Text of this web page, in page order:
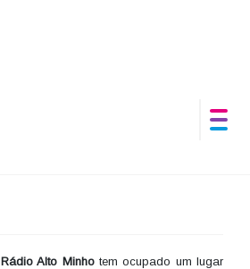
Rádio Alto Minhotem ocupado um lugar